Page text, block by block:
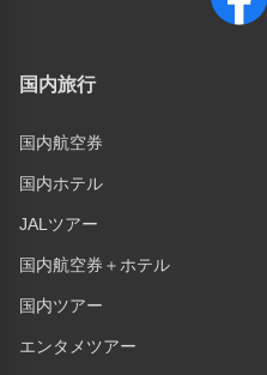
国内旅行
国内航空券
国内ホテル
JALツアー
国内航空券＋ホテル
国内ツアー
エンタメツアー